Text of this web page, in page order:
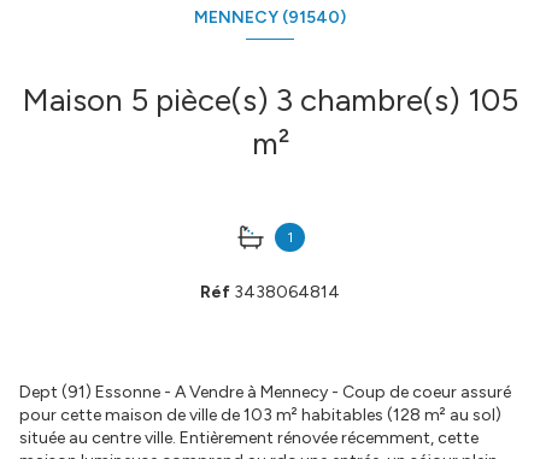
MENNECY (91540)
Maison 5 pièce(s) 3 chambre(s) 105
m²
1
Réf 3438064814
Dept (91) Essonne - A Vendre à Mennecy - Coup de coeur assuré
pour cette maison de ville de 103 m² habitables (128 m² au sol)
située au centre ville. Entièrement rénovée récemment, cette